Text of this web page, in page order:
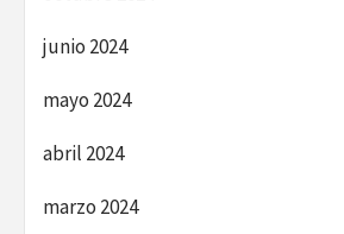
junio 2024
mayo 2024
abril 2024
marzo 2024